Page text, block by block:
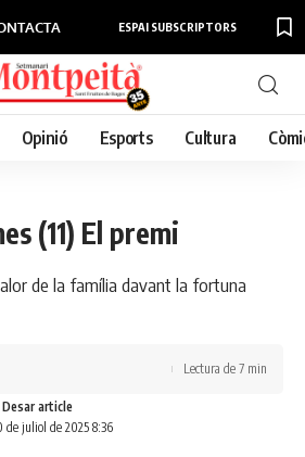
ESPAI SUBSCRIPTORS
Opinió Esports Cultura
(11) El premi
de la família davant la fortuna
juliol de 2025 8:36
Lectura de 7 min